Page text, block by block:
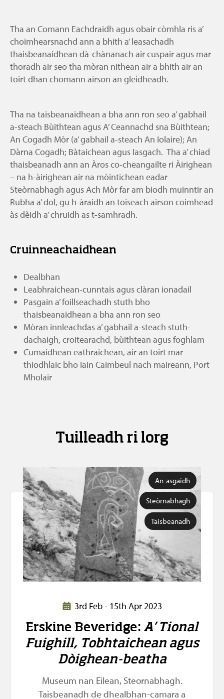
Tha an Comann Eachdraidh agus obair còmhla ris a’
choimhearsnachd ann a bhith a’ leasachadh
thaisbeanaidhean dà-chànanach air cuspair agus mar
thoradh air seo tha mòran nithean air a bhith air an
toirt dhan chomann airson an gleidheadh.
Tha na taisbeanaidhean a bha ann ron seo a’ gabhail
a-steach Bùithtean agus A’ Ceannachd sna Bùithtean;
An Cogadh Mòr (a’ gabhail a-steach An Iolaire); An
Dàrna Cogadh; Bàtaichean agus Iasgach. Tha a’ chiad
thaisbeanadh ann an Àros co-cheangailte ri Àirighean
– na h-àirighean air na mòintichean eadar
Steòrnabhagh agus Ach Mòr far am biodh muinntir an
Rubha a’ dol, gu h-àraidh an toiseach airson coimhead
às dèidh a’ chruidh as t-samhradh.
Cruinneachaidhean
Dealbhan
Leabhraichean-cunntais agus clàran ionadail
Pasgain a’ foillseachadh stuth bho
thaisbeanaidhean a bha ann ron seo
Mòran innleachdas a’ gabhail a-steach stuth-
dachaigh, croitearachd, bùithtean agus foghlam
Cumaidhean eathraichean, air an toirt mar
thiodhlaic bho Iain Caimbeul nach maireann, Port
Mholair
Tuilleadh ri lorg
An-asgaidh
Steòrnabhagh
Taisbeanadh
3rd Feb - 15th Apr 2023
Erskine Beveridge: A’ Tional
Fuighill, Tobhtaichean agus
Dòighean-beatha
Museum nan Eilean, Steornabhagh.
Taisbeanadh de dhealbhan-camara a